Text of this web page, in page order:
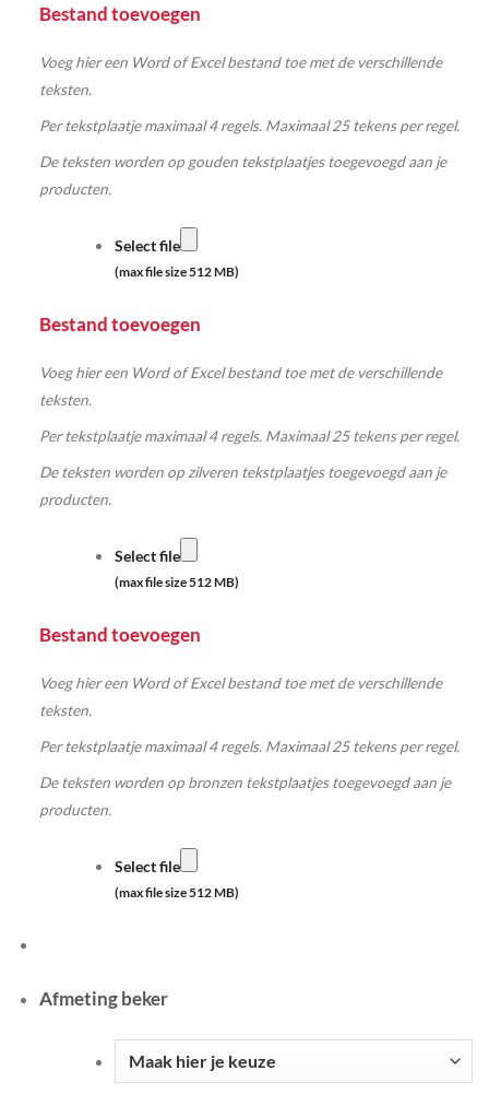
Bestand toevoegen
Voeg hier een Word of Excel bestand toe met de verschillende
teksten.
Per tekstplaatje maximaal 4 regels. Maximaal 25 tekens per regel.
De teksten worden op gouden tekstplaatjes toegevoegd aan je
producten.
Select file
(max file size 512 MB)
Bestand toevoegen
Voeg hier een Word of Excel bestand toe met de verschillende
teksten.
Per tekstplaatje maximaal 4 regels. Maximaal 25 tekens per regel.
De teksten worden op zilveren tekstplaatjes toegevoegd aan je
producten.
Select file
(max file size 512 MB)
Bestand toevoegen
Voeg hier een Word of Excel bestand toe met de verschillende
teksten.
Per tekstplaatje maximaal 4 regels. Maximaal 25 tekens per regel.
De teksten worden op bronzen tekstplaatjes toegevoegd aan je
producten.
Select file
(max file size 512 MB)
Afmeting beker